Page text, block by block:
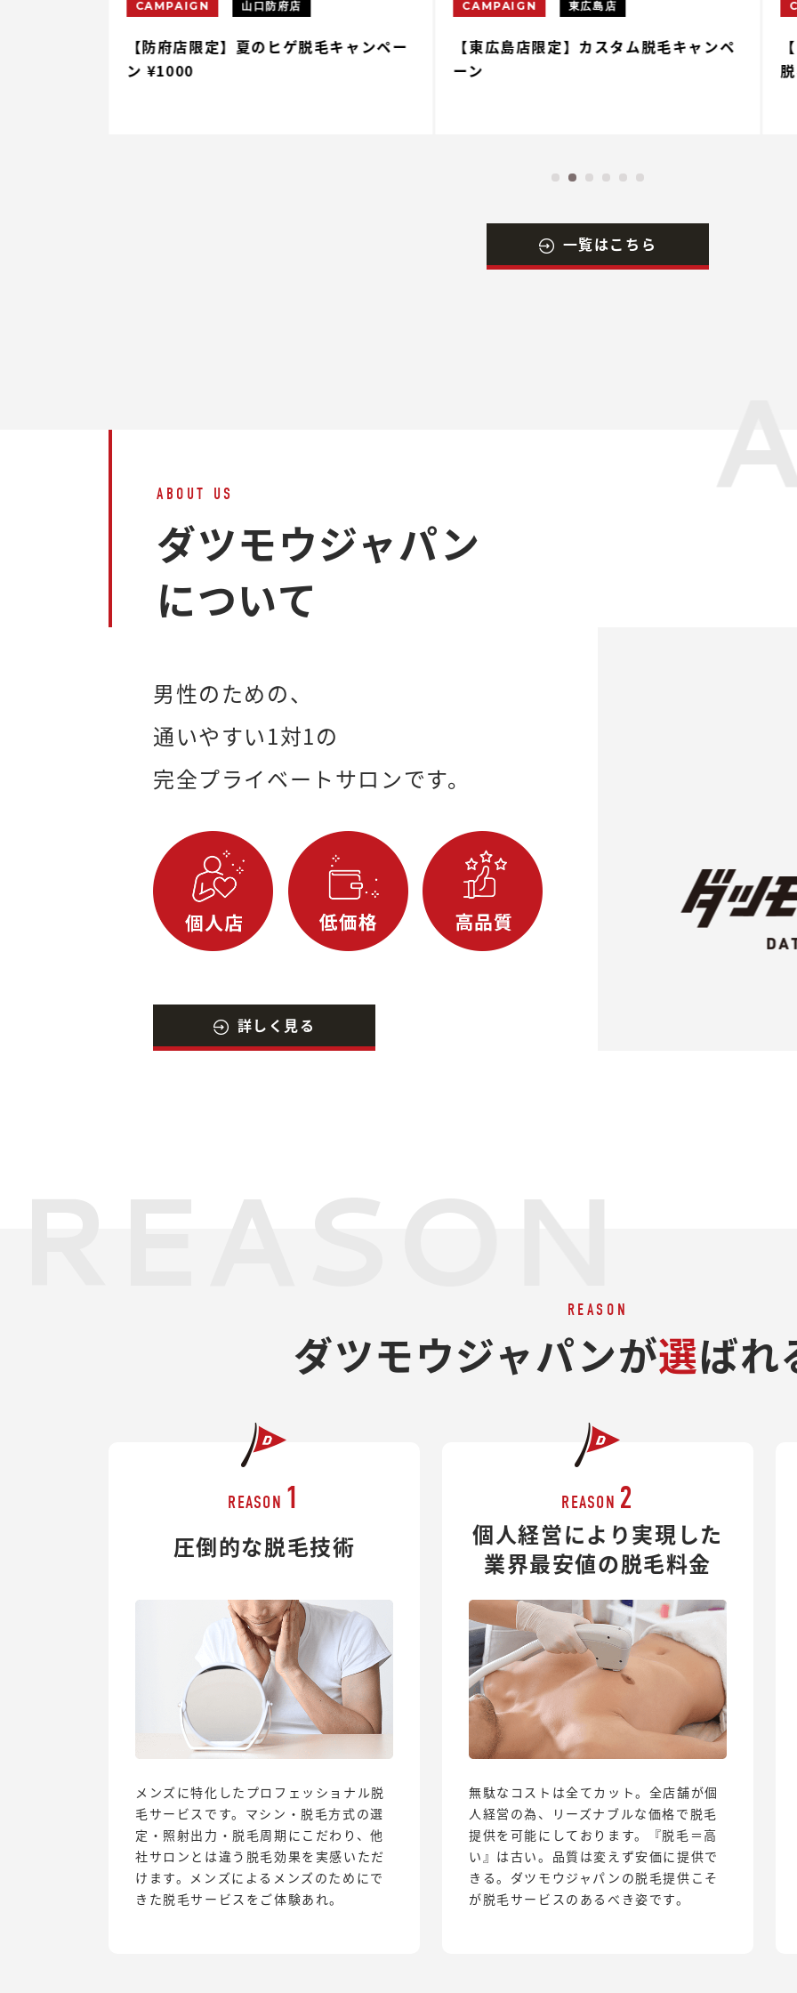
CAMPAIGN 山口防府店
【防府店限定】夏のヒゲ脱毛キャンペー
ン ¥1000
CAMPAIGN 東広島店
【東広島店限定】カスタム脱毛キャンペ
ーン
一覧はこちら
ABOUT US
ダツモウジャパン
について
男性のための、
通いやすい1対1の
完全プライベートサロンです。
詳しく見る
REASON
ダツモウジャパンが選ばれ
REASON 1
圧倒的な脱毛技術
メンズに特化したプロフェッショナル脱
毛サービスです。マシン・脱毛方式の選
定・照射出力・脱毛周期にこだわり、他
社サロンとは違う脱毛効果を実感いただ
けます。メンズによるメンズのためにで
きた脱毛サービスをご体験あれ。
REASON 2
個人経営により実現した
業界最安値の脱毛料金
無駄なコストは全てカット。全店舗が個
人経営の為、リーズナブルな価格で脱毛
提供を可能にしております。『脱毛＝高
い』は古い。品質は変えず安価に提供で
きる。ダツモウジャパンの脱毛提供こそ
が脱毛サービスのあるべき姿です。